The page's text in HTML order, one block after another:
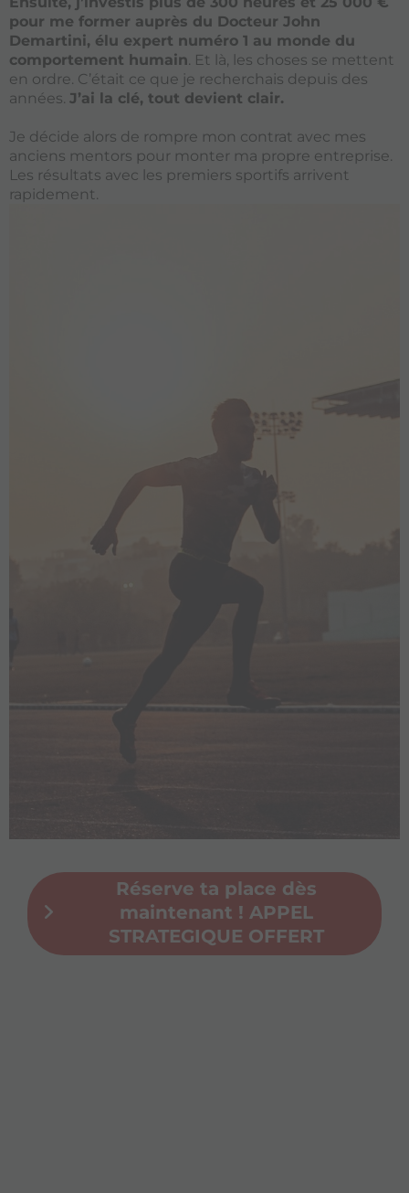
pour me former auprès du Docteur John
Demartini, élu expert numéro 1 au monde du
comportement humain. Et là, les choses se mettent
en ordre. C’était ce que je recherchais depuis des
années. J’ai la clé, tout devient clair.
Je décide alors de rompre mon contrat avec mes
anciens mentors pour monter ma propre entreprise.
Les résultats avec les premiers sportifs arrivent
rapidement.
Réserve ta place dès
maintenant ! APPEL
STRATEGIQUE OFFERT